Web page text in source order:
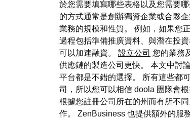
於您需要填寫哪些表格以及您需要
的方式通常是創辦獨資企業或合夥
業務的規模和性質。 例如，如果您
過程包括準備推廣資料、與潛在投
可以加速融資。 設立公司 您的業務
供應鏈的製造公司更快。 本文中討
平台都是不錯的選擇。 所有這些都
司，所以您可以相信 doola 團隊會
根據您註冊公司所在的州而有所不同
作。 ZenBusiness 也提供額外的服